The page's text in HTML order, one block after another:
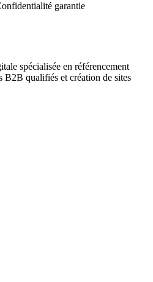
garantie
spécialisée en référencement
B2B qualifiés et création de sites